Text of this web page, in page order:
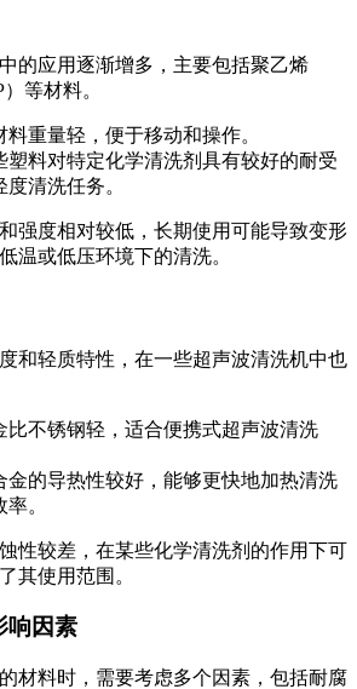
的应用逐渐增多，主要包括聚乙烯
等材料。
料重量轻，便于移动和操作。
塑料对特定化学清洗剂具有较好的耐受
清洗任务。
强度相对较低，长期使用可能导致变形
温或低压环境下的清洗。
和轻质特性，在一些超声波清洗机中也
比不锈钢轻，适合便携式超声波清洗
金的导热性较好，能够更快地加热清洗
。
性较差，在某些化学清洗剂的作用下可
其使用范围。
响因素
材料时，需要考虑多个因素，包括耐腐